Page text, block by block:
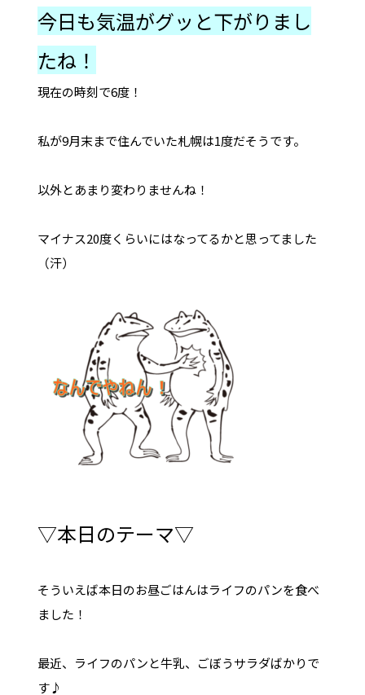
今日も気温がグッと下がりまし
たね！
現在の時刻で6度！
私が9月末まで住んでいた札幌は1度だそうです。
以外とあまり変わりませんね！
マイナス20度くらいにはなってるかと思ってました
（汗）
▽本日のテーマ▽
そういえば本日のお昼ごはんはライフのパンを食べ
ました！
最近、ライフのパンと牛乳、ごぼうサラダばかりで
す♪